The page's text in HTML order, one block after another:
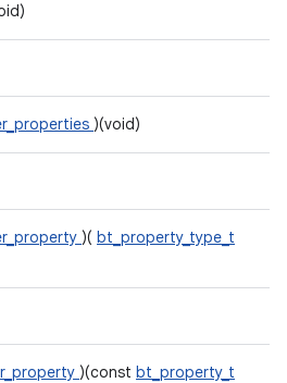
)(void)
)( bt_property_type_t
)(const bt_property_t